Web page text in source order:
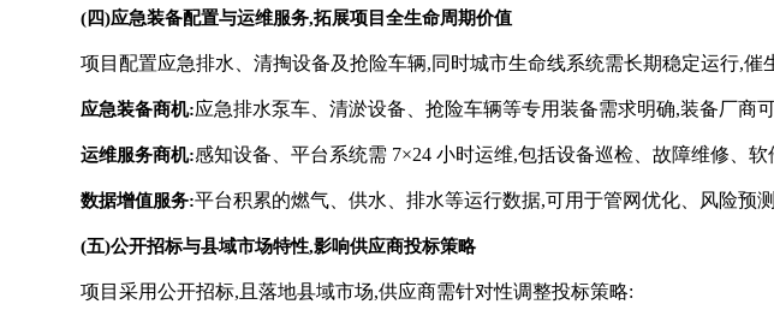
(四)应急装备配置与运维服务,拓展项目全生命周期价值
项目配置应急排水、清掏设备及抢险车辆,同时城市生命线系统需长期稳定运行,
应急装备商机:应急排水泵车、清淤设备、抢险车辆等专用装备需求明确,装备厂商
运维服务商机:感知设备、平台系统需 7×24 小时运维,包括设备巡检、故障维修、
数据增值服务:平台积累的燃气、供水、排水等运行数据,可用于管网优化、风险预
(五)公开招标与县域市场特性,影响供应商投标策略
项目采用公开招标,且落地县域市场,供应商需针对性调整投标策略: